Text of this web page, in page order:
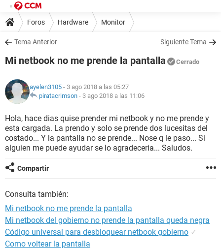
Foros Hardware Monitor
Tema Anterior Siguiente Tema
Mi netbook no me prende la pantalla Cerrado
ayelen3105 - 3 ago 2018 a las 05:27
piratacrimson - 3 ago 2018 a las 11:06
Hola, hace dias quise prender mi netbook y no me prende y
esta cargada. La prendo y solo se prende dos lucesitas del
costado... Y la pantalla no se prende... Nose q le paso... Si
alguien me puede ayudar se lo agradeceria... Saludos.
Compartir
Consulta también:
Mi netbook no me prende la pantalla
Mi netbook del gobierno no prende la pantalla queda negra
Código universal para desbloquear netbook gobierno ✓
Como voltear la pantalla